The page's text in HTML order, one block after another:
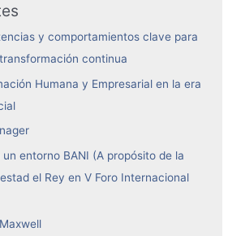
y comportamientos clave para
continua
Humana y Empresarial en la era
entorno BANI (A propósito de la
el Rey en V Foro Internacional